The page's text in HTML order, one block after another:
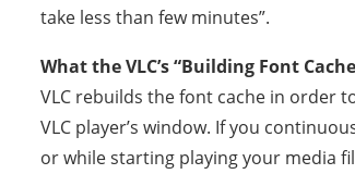
take less than few minutes”.
What the VLC’s “Building Font
VLC rebuilds the font cache in order
VLC player’s window. If you
or while starting playing your media